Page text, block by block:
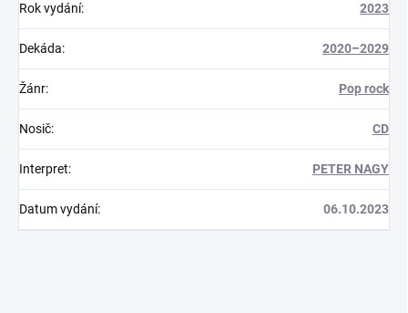
Rok vydání: 2023
Dekáda: 2020–2029
Žánr: Pop rock
Nosič: CD
Interpret: PETER NAGY
Datum vydání: 06.10.2023